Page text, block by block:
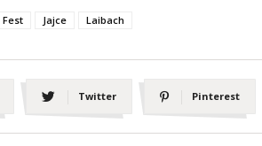
Fest Jajce Laibach
Twitter Pinterest